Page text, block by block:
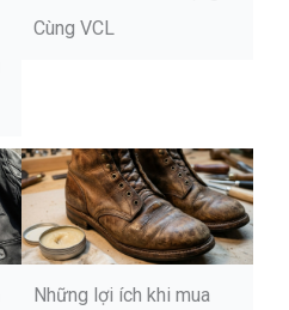
Cùng VCL
Những lợi ích khi mua